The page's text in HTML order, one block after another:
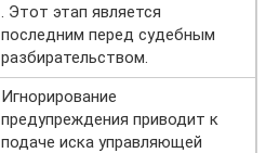
. Этот этап является
последним перед судебным
разбирательством.
Игнорирование
предупреждения приводит к
подаче иска управляющей